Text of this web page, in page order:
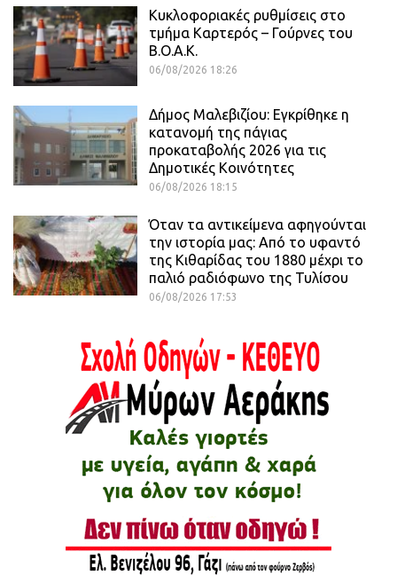
Κυκλοφοριακές ρυθμίσεις στο
τμήμα Καρτερός – Γούρνες του
Β.Ο.Α.Κ.
06/08/2026 18:26
Δήμος Μαλεβιζίου: Εγκρίθηκε η
κατανομή της πάγιας
προκαταβολής 2026 για τις
Δημοτικές Κοινότητες
06/08/2026 18:15
Όταν τα αντικείμενα αφηγούνται
την ιστορία μας: Από το υφαντό
της Κιθαρίδας του 1880 μέχρι το
παλιό ραδιόφωνο της Τυλίσου
06/08/2026 17:53